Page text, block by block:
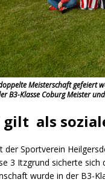
Meisterschaft gefeiert
B3-Klasse Coburg Meister
gilt als
der Sportverein
3 Itzgrund sicherte
wurde in der B3-